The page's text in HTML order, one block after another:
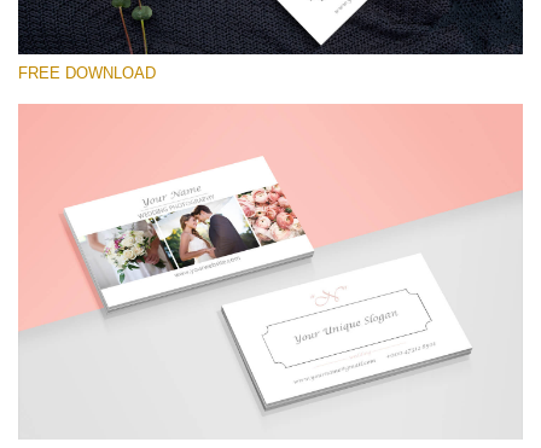
Proszę wybrać
Free Template #60
Senior Price List
Darmowe Pobieranie
FREE DOWNLOAD